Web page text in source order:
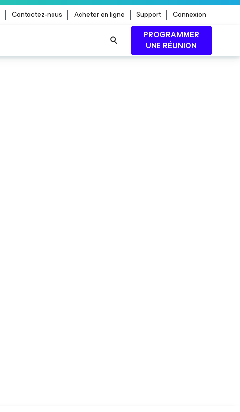
Contactez-nous Acheter en ligne Support Connexion
PROGRAMMER
UNE RÉUNION